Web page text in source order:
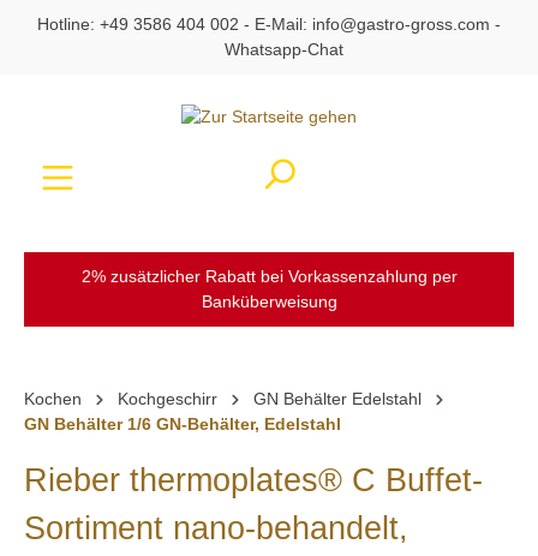
springen
Hotline: +49 3586 404 002 - E-Mail: info@gastro-gross.com -
Whatsapp-Chat
2% zusätzlicher Rabatt bei Vorkassenzahlung per
Banküberweisung
Kochen Kochgeschirr
GN Behälter Edelstahl
GN Behälter 1/6 GN-Behälter, Edelstahl
Rieber thermoplates® C Buffet-
Sortiment nano-behandelt,